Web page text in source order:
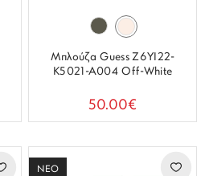
Μπλούζα Guess Z6YI22-
K5021-A004 Off-White
50.00€
ΝΕΟ